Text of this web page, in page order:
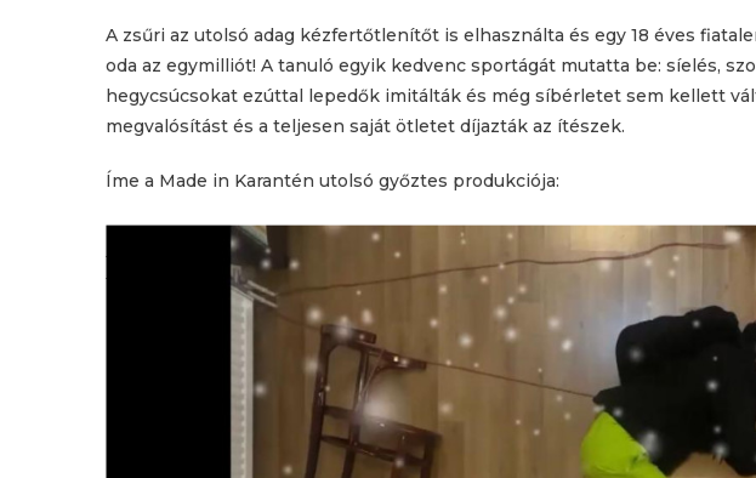
A zsűri az utolsó adag kézfertőtlenítőt is elhasználta és egy 18 éves
oda az egymilliót! A tanuló egyik kedvenc sportágát mutatta be: síelés,
hegycsúcsokat ezúttal lepedők imitálták és még síbérletet sem kellett
megvalósítást és a teljesen saját ötletet díjazták az ítészek.
Íme a Made in Karantén utolsó győztes produkciója: